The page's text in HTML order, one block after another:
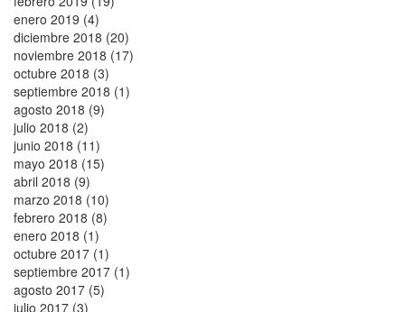
enero 2019 (4)
diciembre 2018 (20)
noviembre 2018 (17)
octubre 2018 (3)
septiembre 2018 (1)
agosto 2018 (9)
julio 2018 (2)
junio 2018 (11)
mayo 2018 (15)
abril 2018 (9)
marzo 2018 (10)
febrero 2018 (8)
enero 2018 (1)
octubre 2017 (1)
septiembre 2017 (1)
agosto 2017 (5)
julio 2017 (3)